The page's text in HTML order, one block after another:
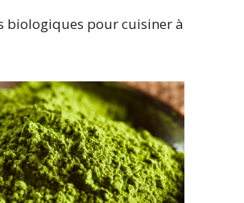
biologiques pour cuisiner à